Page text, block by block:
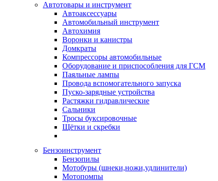
Автотовары и инструмент
Автоаксессуары
Автомобильный инструмент
Автохимия
Воронки и канистры
Домкраты
Компрессоры автомобильные
Оборудование и приспособления для ГСМ
Паяльные лампы
Провода вспомогательного запуска
Пуско-зарядные устройства
Растяжки гидравлические
Сальники
Тросы буксировочные
Щётки и скребки
Бензоинструмент
Бензопилы
Мотобуры (шнеки,ножи,удлинители)
Мотопомпы